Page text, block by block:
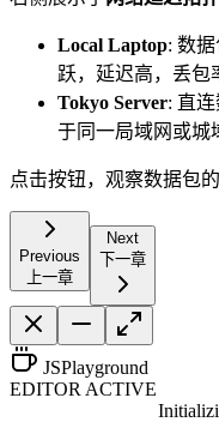
Local Laptop: 数
跃，延迟高，丢包
Tokyo Server: 直
于同一局域网或城
点击按钮，观察数据包
Previous
上一章
Next
下一章
JSPlayground
EDITOR ACTIVE